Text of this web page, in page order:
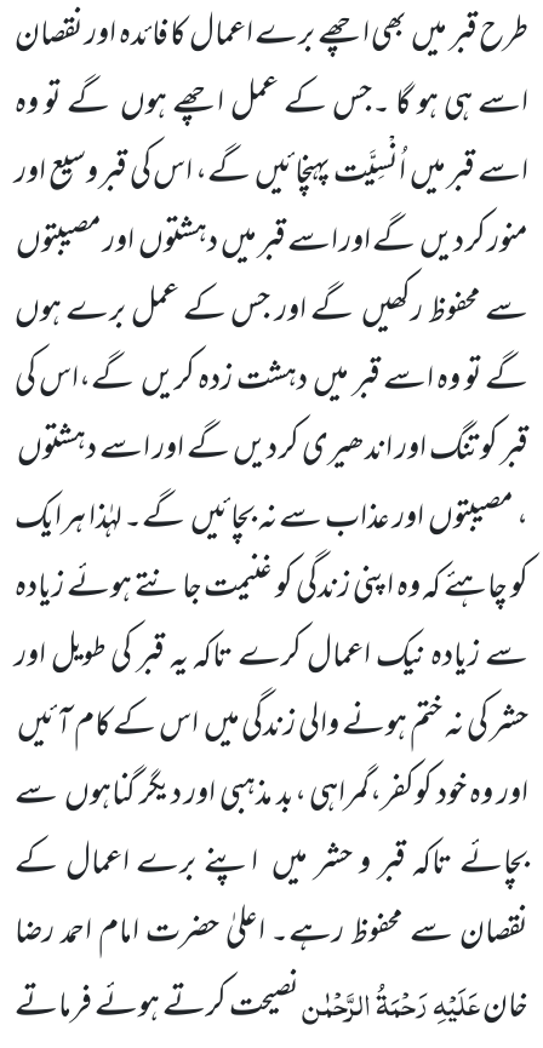
طرح قبر میںبھی اچھے برے اعمال کا فائدہ اور نقصان
اسے ہی ہو گا ۔جس کے عمل اچھے ہوں گے تو وہ
اسے قبر میںاُنْسِیَّت پہنچائیںگے، اس کی قبر وسیع اور
منور کر دیںگے اور اسے قبر میںدہشتوںاور مصیبتوں
سے محفوظ رکھیںگے اور جس کے عمل برے ہوں
گے تو وہ اسے قبر میںدہشت زدہ کریںگے،اس کی
قبر کو تنگ اور اندھیری کر دیں گے اور اسے دہشتوں
، مصیبتوںاور عذاب سے نہ بچائیںگے۔ لہٰذا ہرایک
کو چاہئے کہ وہ اپنی زندگی کو غنیمت جانتے ہوئے زیادہ
سے زیادہ نیک اعمال کرے تاکہ یہ قبر کی طویل اور
حشر کی نہ ختم ہونے والی زندگی میںاس کے کام آئیں
اور وہ خود کوکفر،گمراہی ،بد مذہبی اور دیگر گناہوںسے
بچائے تاکہ قبر و حشر میں اپنے برے اعمال کے
نقصان سے محفوظ رہے۔ اعلیٰ حضرت امام احمد رضا
خانعَلَیْہِ رَحْمَۃُالرَّحْمٰننصیحت کرتے ہوئے فرماتے